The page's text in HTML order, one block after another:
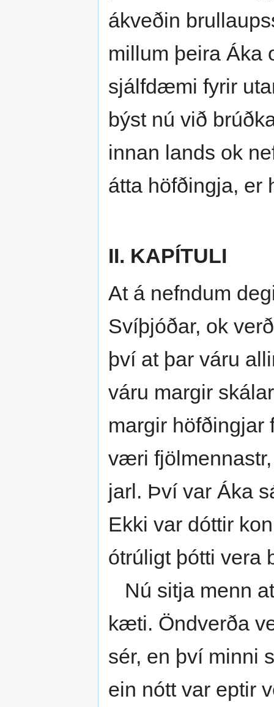
ákveðin
millum þeira Áka
sjálfdæmi fyrir
býst nú við
innan lands ok
átta höfðingja, er
II. KAPÍTULI
At á nefndum
Svíþjóðar, ok
því at þar váru
váru margir
margir höfðingjar
væri
jarl. Því var Áka
Ekki var dóttir
ótrúligt þótti vera
Nú sitja menn
kæti. Öndverða
sér, en því minni
ein nótt var eptir